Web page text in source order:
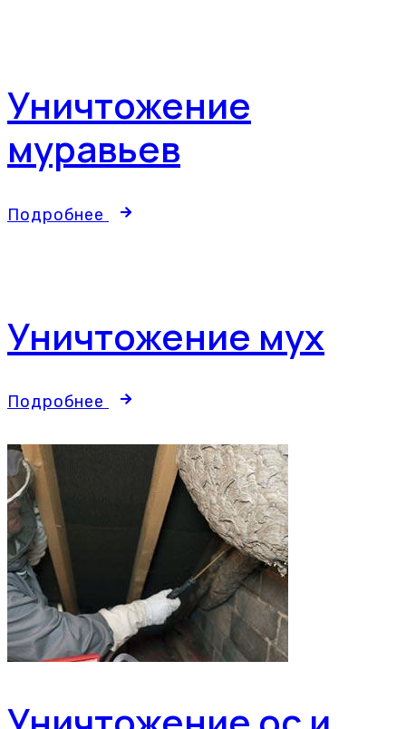
Уничтожение
муравьев
Подробнее
Уничтожение мух
Подробнее